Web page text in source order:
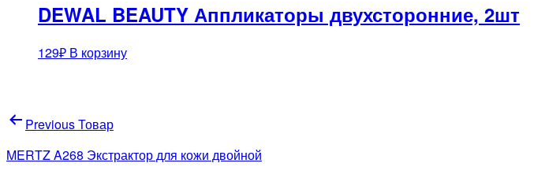
DEWAL BEAUTY Аппликаторы двухсторонние, 2шт
129₽ В корзину
Навигация
по
Previous Товар
MERTZ A268 Экстрактор для кожи двойной